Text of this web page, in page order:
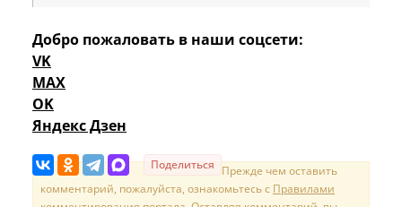
Добро пожаловать в наши соцсети:
VK
MAX
OK
Яндекс Дзен
Поделиться Прежде чем оставить
комментарий, пожалуйста, ознакомьтесь с Правилами